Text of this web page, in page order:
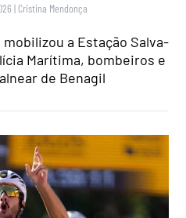
| Cristina Mendonça
a Estação Salva-
Marítima, bombeiros e
de Benagil